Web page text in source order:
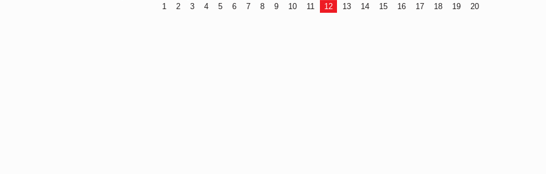
1 2 3 4 5 6 7 8 9 10 11 12 13 14 15 16 17 18 19 20